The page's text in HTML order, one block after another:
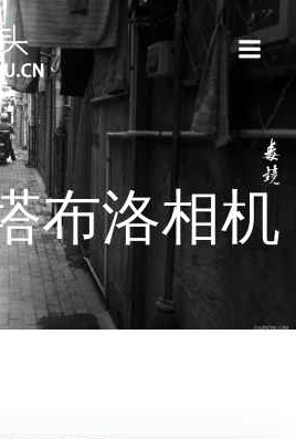
转
到
内
容
布洛相机